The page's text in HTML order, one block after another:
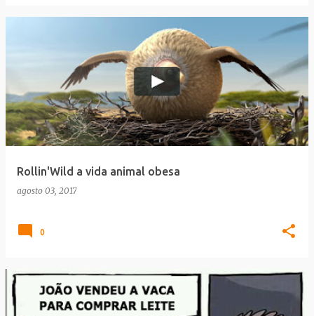
Rollin'Wild a vida animal obesa
agosto 03, 2017
0